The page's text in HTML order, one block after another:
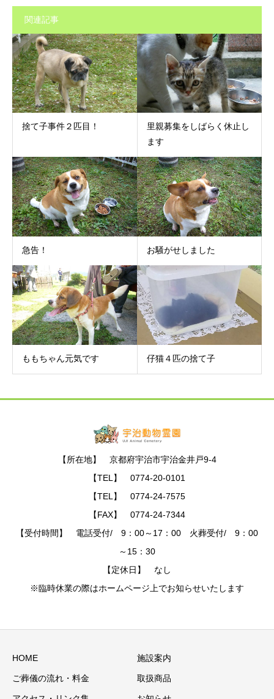
関連記事
捨て子事件２匹目！
里親募集をしばらく休止し
ます
急告！ お騒がせしました
ももちゃん元気です 仔猫４匹の捨て子
【所在地】 京都府宇治市宇治金井戸9-4
【TEL】 0774-20-0101
【TEL】 0774-24-7575
【FAX】 0774-24-7344
【受付時間】 電話受付/ 9：00～17：00 火葬受付/ 9：00
～15：30
【定休日】 なし
※臨時休業の際はホームページ上でお知らせいたします
HOME 施設案内
ご葬儀の流れ・料金 取扱商品